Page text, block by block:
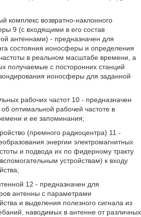
комплекс возвратно-наклонного
9 (с входящими в его состав
антеннами) - предназначен для
состояния ионосферы и определения
в реальном масштабе времени, а
получаемые с посторонних станций
ионосферы для заданной
рабочих частот 10 - предназначен
оптимальной рабочей частоте в
и ее запоминания;
(премного радиоцентра) 11 -
энергии электромагнитных
и подвода их по фидерному тракту
устройствам) к входу
12 - предназначен для
антенны с параметрами
и выделения полезного сигнала из
наводимых в антенне от различных